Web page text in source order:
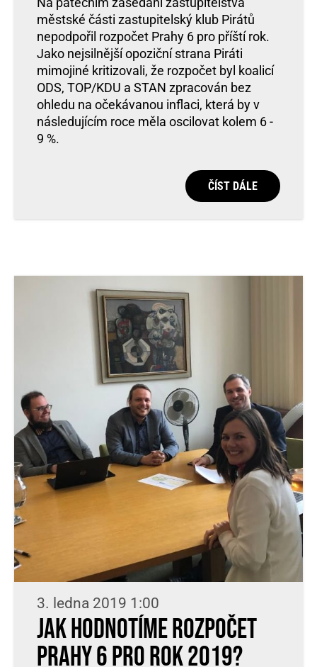
městské části zastupitelský klub Pirátů
nepodpořil rozpočet Prahy 6 pro příští rok.
Jako nejsilnější opoziční strana Piráti
mimojiné kritizovali, že rozpočet byl koalicí
ODS, TOP/KDU a STAN zpracován bez
ohledu na očekávanou inflaci, která by v
následujícím roce měla oscilovat kolem 6 -
9 %.
ČÍST DÁLE
3. ledna 2019 1:00
Jak hodnotíme rozpočet
Prahy 6 pro rok 2019?